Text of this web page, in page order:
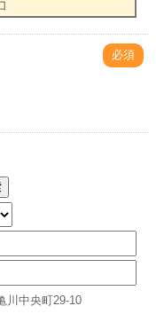
必須
中央町29-10